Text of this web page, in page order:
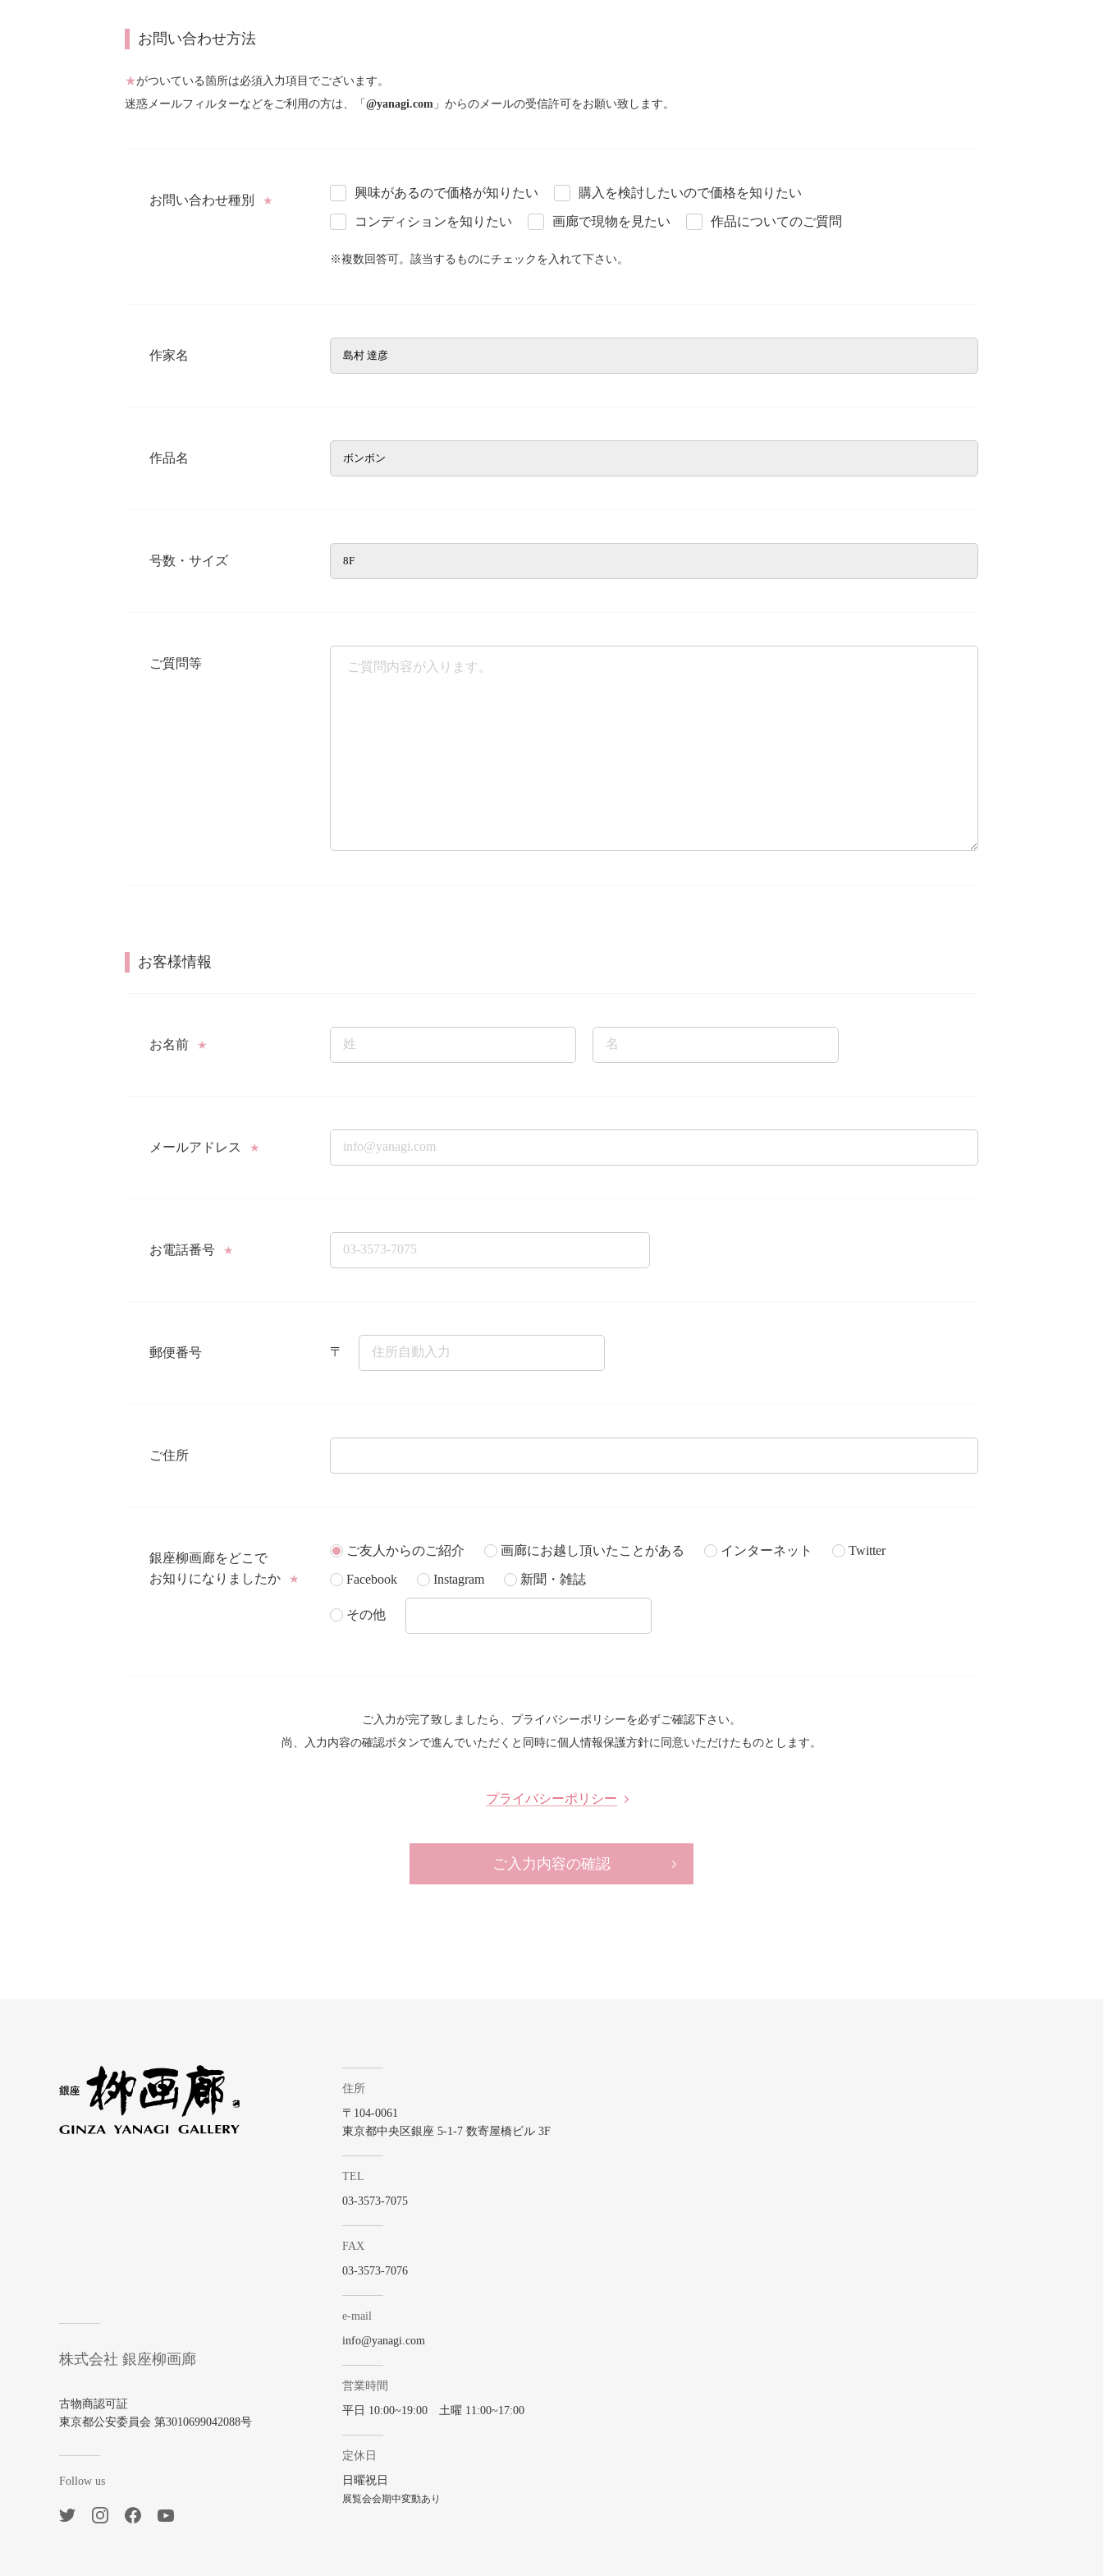
お問い合わせ方法
★がついている箇所は必須入力項目でございます。
迷惑メールフィルターなどをご利用の方は、「 @yanagi.com 」からのメールの受信許可をお願い致します。
お問い合わせ種別 ★
興味があるので価格が知りたい 購入を検討したいので価格を知りたい
コンディションを知りたい 画廊で現物を見たい 作品についてのご質問
※複数回答可。該当するものにチェックを入れて下さい。
作家名
作品名
号数・サイズ
ご質問等
お客様情報
お名前 ★
メールアドレス ★
お電話番号 ★
郵便番号 〒
ご住所
銀座柳画廊をどこで
お知りになりましたか
★
ご友人からのご紹介 画廊にお越し頂いたことがある インターネット Twitter
Facebook Instagram 新聞・雑誌
その他
ご入力が完了致しましたら、プライバシーポリシーを必ずご確認下さい。
尚、入力内容の確認ボタンで進んでいただくと同時に個人情報保護方針に同意いただけたものとします。
プライバシーポリシー
ご入力内容の確認
株式会社 銀座柳画廊
古物商認可証
東京都公安委員会 第3010699042088号
Follow us
住所
〒104-0061
東京都中央区銀座 5-1-7 数寄屋橋ビル 3F
TEL
03-3573-7075
FAX
03-3573-7076
e-mail
info@yanagi.com
営業時間
平日 10:00~19:00 土曜 11:00~17:00
定休日
日曜祝日
展覧会会期中変動あり